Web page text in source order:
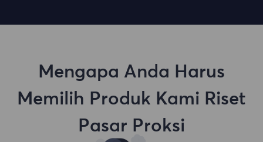
Mengapa Anda Harus
Memilih Produk Kami Riset
Pasar Proksi